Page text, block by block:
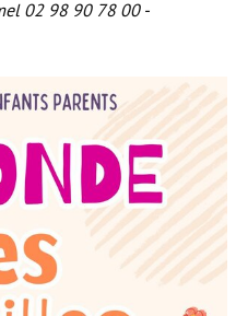
02 98 90 78 00 -